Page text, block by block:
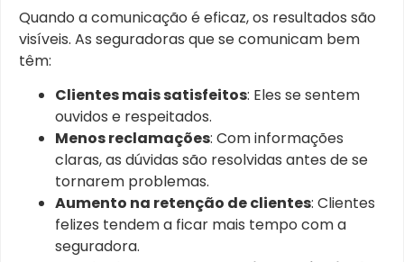
Quando a comunicação é eficaz, os resultados são
visíveis. As seguradoras que se comunicam bem
têm:
Clientes mais satisfeitos: Eles se sentem
ouvidos e respeitados.
Menos reclamações: Com informações
claras, as dúvidas são resolvidas antes de se
tornarem problemas.
Aumento na retenção de clientes: Clientes
felizes tendem a ficar mais tempo com a
seguradora.